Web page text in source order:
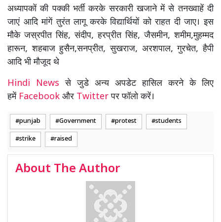
अध्यापकों की पक्की भर्ती करके सरकारी खजाने में से तनख्वाहें दी
जाएं आदि मांगें तुरंत लागू करके विद्यार्थियों को राहत दी जाए। इस
मौके जस्रपीत सिंह, संदीप, हरप्रीत सिंह, जैसमीन, शमीम,मुहम्मद
हारून, शहबाज हुसैन,सनप्रीत, सुखराज, अरशपाल, गुरचेत, हैपी
आदि भी मौजूद थे
Hindi Newsसे जुडे अन्य अपडेट हासिल करने के लिए
हमें Facebook और Twitterपर फॉलो करें।
punjab Government protest students
strike raised
About The Author